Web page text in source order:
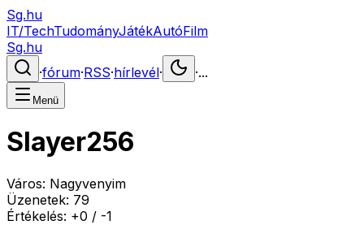
Sg.hu
IT/TechTudományJátékAutóFilm
Sg.hu
·fórum·RSS·hírlevél· ·...
Menü
Slayer256
Város: Nagyvenyim
Üzenetek: 79
Értékelés: +0 / -1